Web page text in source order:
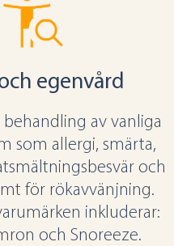
egenvård
av vanliga
som allergi, smärta,
och
för rökavvänjning.
inkluderar:
och Snoreeze.